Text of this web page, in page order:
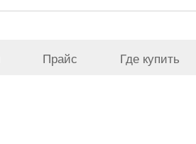
Прайс Где купить